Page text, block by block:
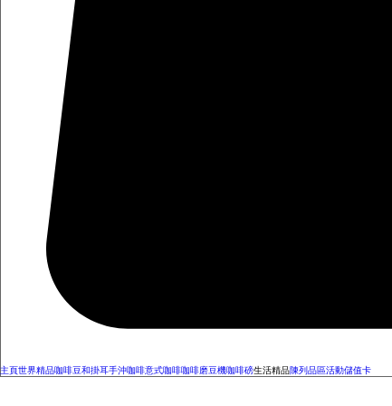
主頁世界精品咖啡豆和掛耳手沖咖啡意式咖啡咖啡磨豆機咖啡磅生活精品陳列品區活動儲值卡